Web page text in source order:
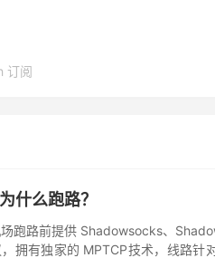
订阅
什么跑路？
跑路前提供 Shadowsocks、
拥有独家的 MPTCP技术，线路针